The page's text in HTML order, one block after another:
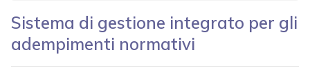
Sistema di gestione integrato per gli
adempimenti normativi